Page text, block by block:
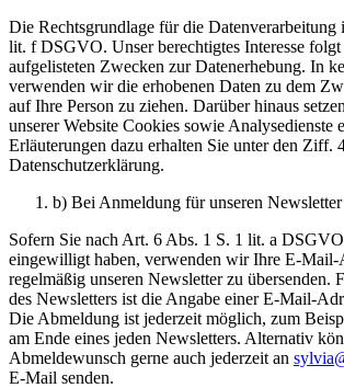
Die Rechtsgrundlage für die Datenverarbeitung
lit. f DSGVO. Unser berechtigtes Interesse folgt
aufgelisteten Zwecken zur Datenerhebung. In
verwenden wir die erhobenen Daten zu dem
auf Ihre Person zu ziehen. Darüber hinaus
unserer Website Cookies sowie Analysedienste
Erläuterungen dazu erhalten Sie unter den Ziff.
Datenschutzerklärung.
b) Bei Anmeldung für unseren Newsletter
Sofern Sie nach Art. 6 Abs. 1 S. 1 lit. a
eingewilligt haben, verwenden wir Ihre E-Mail-
regelmäßig unseren Newsletter zu übersenden.
des Newsletters ist die Angabe einer E-Mail-
Die Abmeldung ist jederzeit möglich, zum
am Ende eines jeden Newsletters. Alternativ
Abmeldewunsch gerne auch jederzeit an
E-Mail senden.